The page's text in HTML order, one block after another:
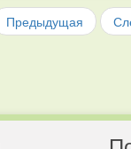
Предыдущая